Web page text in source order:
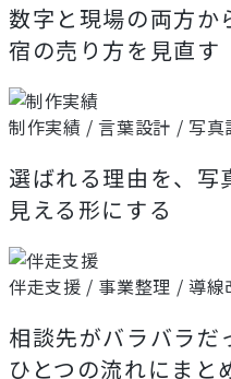
数字と現場の両方か
宿の売り方を見直す
制作実績 / 言葉設計 / 写真
選ばれる理由を、写
見える形にする
伴走支援 / 事業整理 / 導線
相談先がバラバラだ
ひとつの流れにまと